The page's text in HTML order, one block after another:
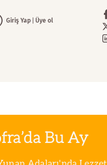
Giriş Yap Üye ol
Bu Ay